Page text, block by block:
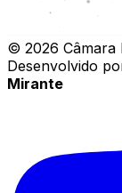
© 2026 Câmara
Desenvolvido
Mirante